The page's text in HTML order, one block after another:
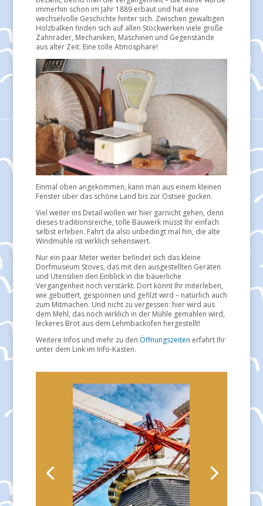
immerhin schon im Jahr 1889 erbaut und hat eine
wechselvolle Geschichte hinter sich. Zwischen gewaltigen
Holzbalken finden sich auf allen Stockwerken viele große
Zahnräder, Mechaniken, Maschinen und Gegenstände
aus alter Zeit. Eine tolle Atmosphäre!
Einmal oben angekommen, kann man aus einem kleinen
Fenster über das schöne Land bis zur Ostsee gucken.
Viel weiter ins Detail wollen wir hier garnicht gehen, denn
dieses traditionsreiche, tolle Bauwerk müsst Ihr einfach
selbst erleben. Fahrt da also unbedingt mal hin, die alte
Windmühle ist wirklich sehenswert.
Nur ein paar Meter weiter befindet sich das kleine
Dorfmuseum Stoves, das mit den ausgestellten Geräten
und Utensilien den Einblick in die bäuerliche
Vergangenheit noch verstärkt. Dort könnt Ihr miterleben,
wie gebuttert, gesponnen und gefilzt wird – natürlich auch
zum Mitmachen. Und nicht zu vergessen: hier wird aus
dem Mehl, das noch wirklich in der Mühle gemahlen wird,
leckeres Brot aus dem Lehmbackofen hergestellt!
Weitere Infos und mehr zu den Öffnungszeiten erfahrt Ihr
unter dem Link im Info-Kasten.